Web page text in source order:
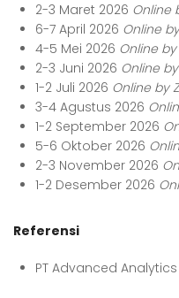
2-3 Maret 2026 Online
6-7 April 2026 Online
4-5 Mei 2026 Online
2-3 Juni 2026 Online
1-2 Juli 2026 Online by
3-4 Agustus 2026
1-2 September 2026
5-6 Oktober 2026
2-3 November 2026
1-2 Desember 2026
Referensi
PT Advanced